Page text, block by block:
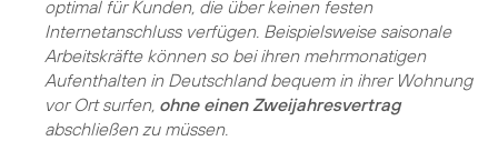
optimal für Kunden, die über keinen festen
Internetanschluss verfügen. Beispielsweise saisonale
Arbeitskräfte können so bei ihren mehrmonatigen
Aufenthalten in Deutschland bequem in ihrer Wohnung
vor Ort surfen, ohne einen Zweijahresvertrag
abschließen zu müssen.